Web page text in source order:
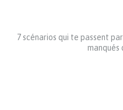
7 scénarios qui te passent
manqués